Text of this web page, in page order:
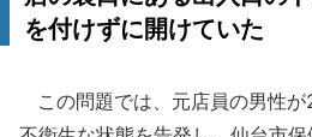
を付けずに開けていた
この問題では、元店員の男性